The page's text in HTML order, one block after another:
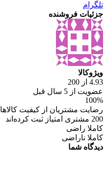
تلگرام
جزئیات فروشنده
ویژوکالا
4.93 از 200
عضویت از 5 سال قبل
100%
رضایت مشتریان از کیفیت کالاها
200 مشتری امتیاز ثبت کرده‌اند
کاملا راضی
کاملا ناراضی
دیدگاه شما